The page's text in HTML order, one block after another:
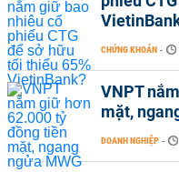
CHỨNG KHOÁN -
VNPT
mặt,
DOANH NGHIỆP -